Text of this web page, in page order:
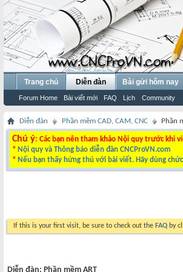
Trang chủ Diễn đàn
Forum Home Bài viết mới FAQ Lịch Community
Bài gửi hôm nay
Diễn đàn Phần mềm CAD, CAM, CNC Phần
Chú ý: Các bạn nên tham khảo Nội quy trước khi
* Nội quy và Thông báo diễn đàn CNCProVN.com
* Nếu bạn thấy hứng thú với bài viết. Hãy dùng
If this is your first visit, be sure to check out the FAQ by
Diễn đàn: Phần mềm ART